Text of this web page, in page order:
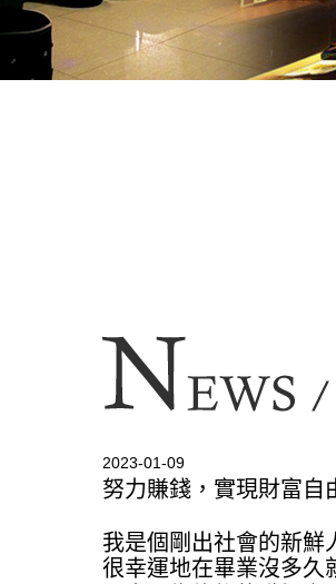
2023-01-09
努力賺錢，實現財富自
我是個剛出社會的新鮮
很幸運地在畢業沒多久